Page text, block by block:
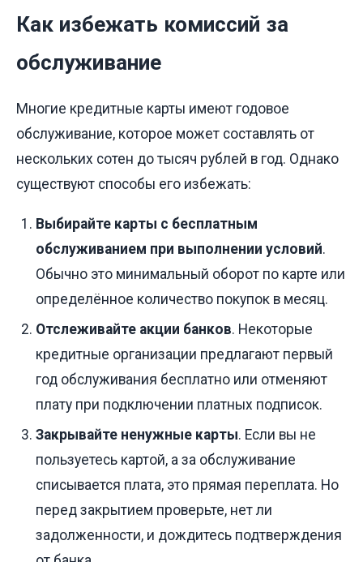
Как избежать комиссий за
обслуживание
Многие кредитные карты имеют годовое
обслуживание, которое может составлять от
нескольких сотен до тысяч рублей в год. Однако
существуют способы его избежать:
Выбирайте карты с бесплатным
обслуживанием при выполнении условий.
Обычно это минимальный оборот по карте или
определённое количество покупок в месяц.
Отслеживайте акции банков. Некоторые
кредитные организации предлагают первый
год обслуживания бесплатно или отменяют
плату при подключении платных подписок.
Закрывайте ненужные карты. Если вы не
пользуетесь картой, а за обслуживание
списывается плата, это прямая переплата. Но
перед закрытием проверьте, нет ли
задолженности, и дождитесь подтверждения